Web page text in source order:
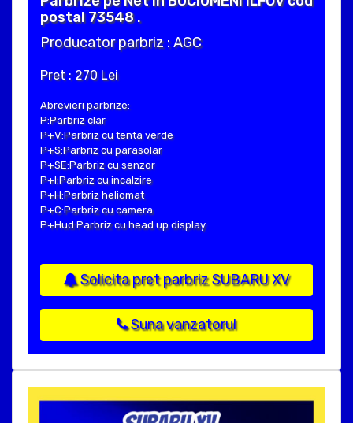
postal 73548 .
Producator parbriz : AGC
Pret : 270 Lei
Abrevieri parbrize:
P:Parbriz clar
P+V:Parbriz cu tenta verde
P+S:Parbriz cu parasolar
P+SE:Parbriz cu senzor
P+I:Parbriz cu incalzire
P+H:Parbriz heliomat
P+C:Parbriz cu camera
P+Hud:Parbriz cu head up display
Solicita pret parbriz SUBARU XV
Suna vanzatorul